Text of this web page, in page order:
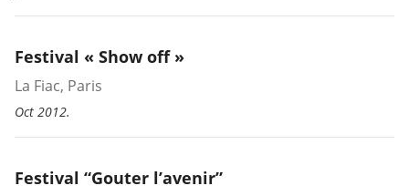
Festival « Show off »
La Fiac, Paris
Oct 2012.
Festival “Gouter l’avenir”